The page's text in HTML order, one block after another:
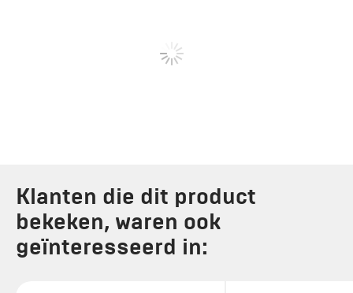
Klanten die dit product
bekeken, waren ook
geïnteresseerd in: